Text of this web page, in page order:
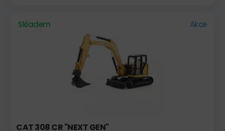
Skladem Akce
CAT 308 CR "NEXT GEN"